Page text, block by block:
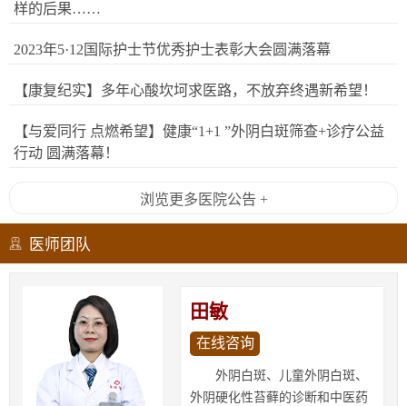
样的后果……
2023年5·12国际护士节优秀护士表彰大会圆满落幕
【康复纪实】多年心酸坎坷求医路，不放弃终遇新希望！
【与爱同行 点燃希望】健康“1+1 ”外阴白斑筛查+诊疗公益
行动 圆满落幕！
浏览更多医院公告 +
医师团队
田敏
在线咨询
外阴白斑、儿童外阴白斑、
外阴硬化性苔藓的诊断和中医药